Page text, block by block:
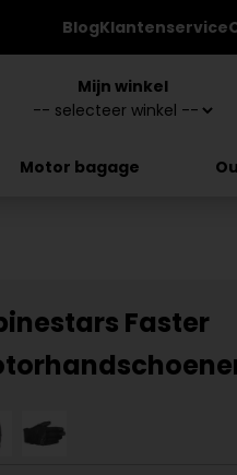
BlogKlantenservice
Mijn winkel
Motor bagage
Faster